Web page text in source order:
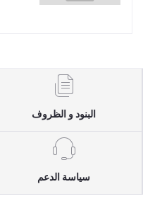
البنود و الظروف
سياسة الدعم